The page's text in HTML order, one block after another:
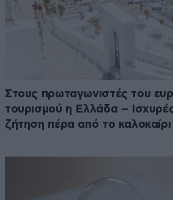
Στους πρωταγωνιστές του
τουρισμού η Ελλάδα –
ζήτηση πέρα από το καλοκαίρι